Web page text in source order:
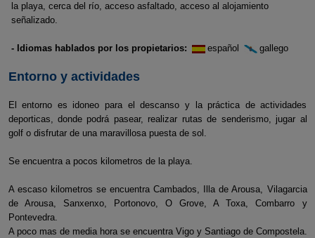
la playa, cerca del río, acceso asfaltado, acceso al alojamiento
señalizado.
- Idiomas hablados por los propietarios: español gallego
Entorno y actividades
El entorno es idoneo para el descanso y la práctica de actividades
deporticas, donde podrá pasear, realizar rutas de senderismo, jugar al
golf o disfrutar de una maravillosa puesta de sol.
Se encuentra a pocos kilometros de la playa.
A escaso kilometros se encuentra Cambados, Illa de Arousa, Vilagarcia
de Arousa, Sanxenxo, Portonovo, O Grove, A Toxa, Combarro y
Pontevedra.
A poco mas de media hora se encuentra Vigo y Santiago de Compostela.